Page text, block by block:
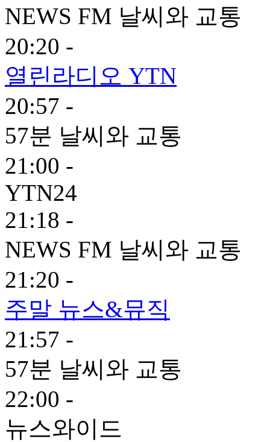
NEWS FM 날씨와 교통
20:20 -
열린라디오 YTN
20:57 -
57분 날씨와 교통
21:00 -
YTN24
21:18 -
NEWS FM 날씨와 교통
21:20 -
주말 뉴스&뮤직
21:57 -
57분 날씨와 교통
22:00 -
뉴스와이드